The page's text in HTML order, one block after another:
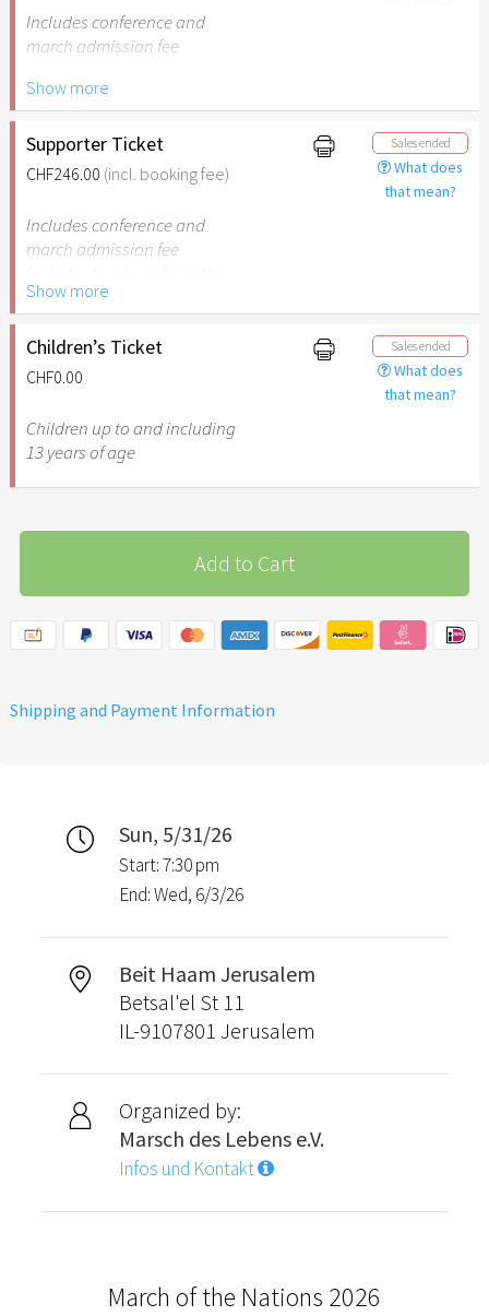
Includes conference and
march admission fee
Includes bus transfer to the
cities and back
Show more
Supporter Ticket
CHF246.00 (incl. booking fee)
Sales ended
What does
that mean?
Includes conference and
march admission fee
cities and back
78 years of Israel – €78
additional support for the
implementation of the
friendship with Israel
Show more
Children’s Ticket
CHF0.00
Sales ended
What does
that mean?
Children up to and including
13 years of age
Add to Cart
Shipping and Payment Information
Sun, 5/31/26
Start: 7:30 pm
End: Wed, 6/3/26
Beit Haam Jerusalem
Betsal'el St 11
IL-9107801 Jerusalem
Organized by:
Marsch des Lebens e.V.
Infos und Kontakt
March of the Nations 2026